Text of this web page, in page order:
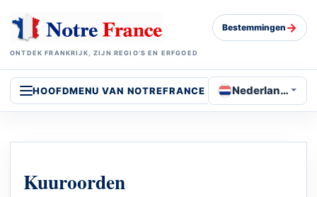
ONTDEK FRANKRIJK, ZIJN REGIO’S EN ERFGOED
Bestemmingen →
HOOFDMENU VAN NOTREFRANCE Nederlands
Kuuroorden